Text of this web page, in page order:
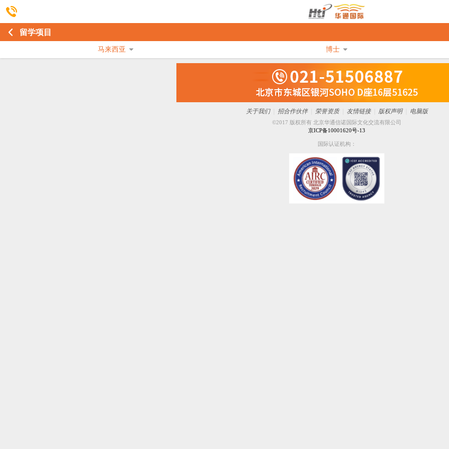
留学项目
马来西亚 博士
关于我们 招合作伙伴 荣誉资质 友情链接 版权声明 电脑版
©2017 版权所有 北京华通信诺国际文化交流有限公司
京ICP备10001620号-13
国际认证机构：